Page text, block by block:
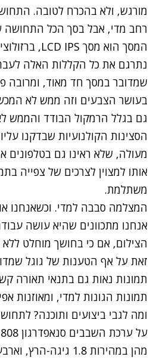
מורגש, ולא בהכרח לטובה.
רחב מדי, אבל בסך הכל התחושה
נתרגם את כל הקללות האלה
שמדובר במסך חד מאוד, ומרובה
בעושר הצבעים וזה ממש לא
גם בגלל הרמקול הבודד והממש
הסצינות הקולנועיות שבדקנו
מעולה, שלא ראינו גם בטלפונים
אותו למצוין לצרכים של צפייה
משתלמת.
המצלמה סבבה למדי. וכשאנחנו
אנחנו מתכוונים שהיא עושה
הצילום, אם כי בחושך מוחלט
זאת על אף הטענות של גוגל
תמונות נאות גם בתנאי תאורה
תמונות הגונות למדי, ומאוזנות
ומה לגבי ביצועים ותוכנה?